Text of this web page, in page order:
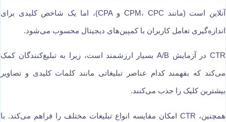
آنلاین است (مانند CPM، CPC و CPA)، اما یک شاخص کلیدی برای
اندازه‌گیری تعامل کاربران با کمپین‌های دیجیتال محسوب می‌شود.
CTR در آزمایش A/B بسیار ارزشمند است، زیرا به تبلیغ‌کنندگان کمک
می‌کند که بفهمند کدام عناصر تبلیغاتی مانند کلمات کلیدی و تصاویر
بیشترین کلیک را جذب می‌کنند.
همچنین، CTR امکان مقایسه انواع تبلیغات مختلف را فراهم می‌کند. با